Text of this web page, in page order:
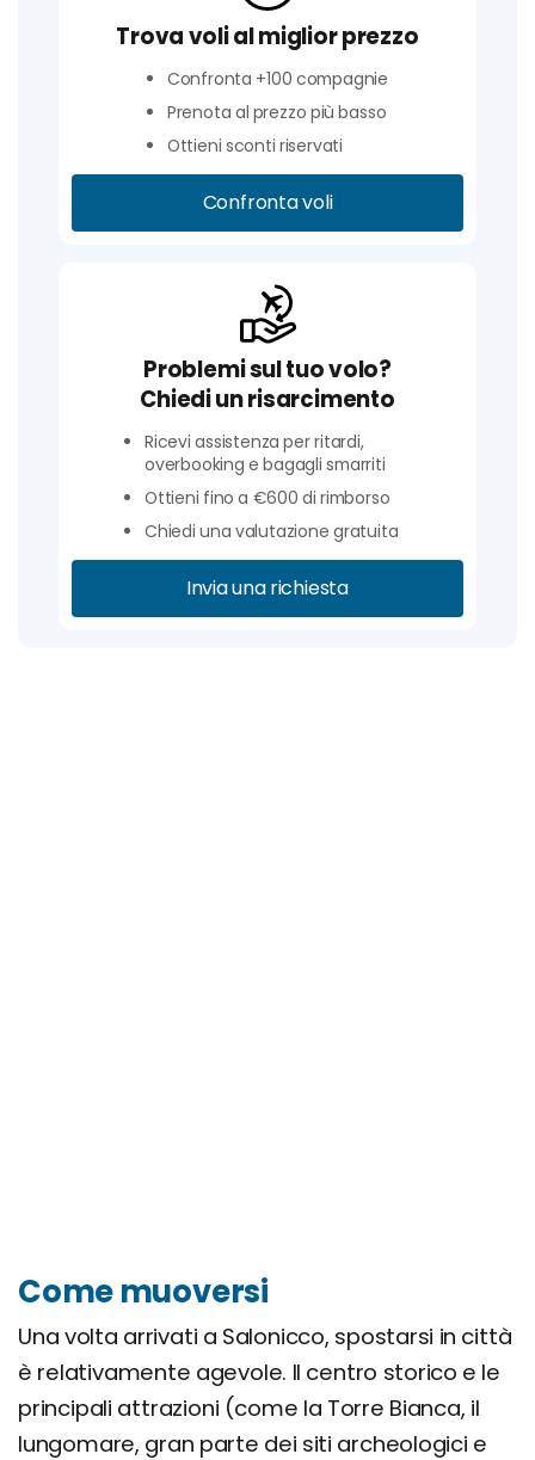
Trova voli al miglior prezzo
Confronta +100 compagnie
Prenota al prezzo più basso
Ottieni sconti riservati
Confronta voli
Problemi sul tuo volo?
Chiedi un risarcimento
Ricevi assistenza per ritardi,
overbooking e bagagli smarriti
Ottieni fino a €600 di rimborso
Chiedi una valutazione gratuita
Invia una richiesta
Come muoversi
Una volta arrivati a Salonicco, spostarsi in città
è relativamente agevole. Il centro storico e le
principali attrazioni (come la Torre Bianca, il
lungomare, gran parte dei siti archeologici e